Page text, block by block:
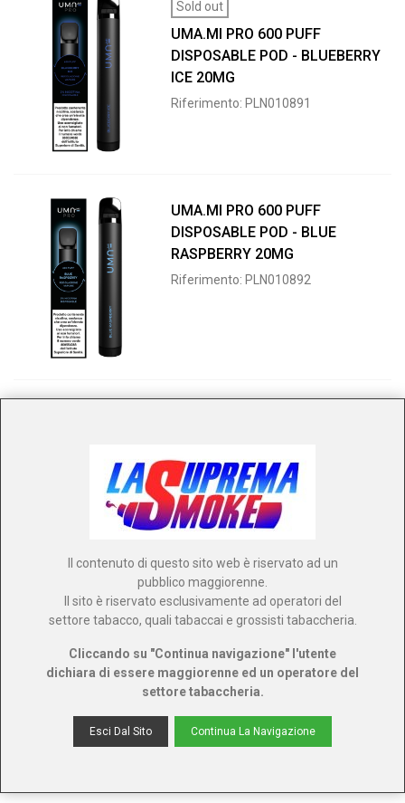
Sold out
UMA.MI PRO 600 PUFF
DISPOSABLE POD - BLUEBERRY
ICE 20MG
Riferimento: PLN010891
UMA.MI PRO 600 PUFF
DISPOSABLE POD - BLUE
RASPBERRY 20MG
Riferimento: PLN010892
PEACH 18MG
Riferimento: PLN011406
UMA.MI PRO 600 PUFF
20MG
Riferimento: PLN012837
Il contenuto di questo sito web è riservato ad un
pubblico maggiorenne.
Il sito è riservato esclusivamente ad operatori del
settore tabacco, quali tabaccai e grossisti tabaccheria.
Cliccando su "Continua navigazione" l'utente
dichiara di essere maggiorenne ed un operatore del
settore tabaccheria.
Esci Dal Sito Continua La Navigazione